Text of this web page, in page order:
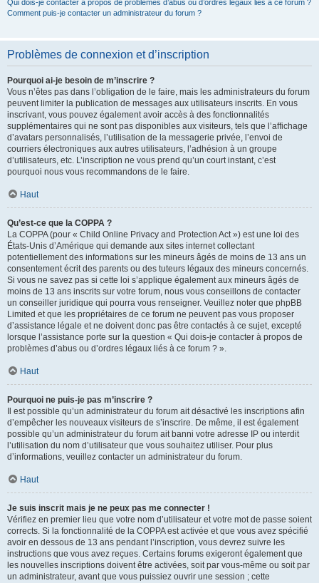
Qui dois-je contacter à propos de problèmes d’abus ou d’ordres légaux liés à ce forum ?
Comment puis-je contacter un administrateur du forum ?
Problèmes de connexion et d’inscription
Pourquoi ai-je besoin de m’inscrire ?
Vous n’êtes pas dans l’obligation de le faire, mais les administrateurs du forum
peuvent limiter la publication de messages aux utilisateurs inscrits. En vous
inscrivant, vous pouvez également avoir accès à des fonctionnalités
supplémentaires qui ne sont pas disponibles aux visiteurs, tels que l’affichage
d’avatars personnalisés, l’utilisation de la messagerie privée, l’envoi de
courriers électroniques aux autres utilisateurs, l’adhésion à un groupe
d’utilisateurs, etc. L’inscription ne vous prend qu’un court instant, c’est
pourquoi nous vous recommandons de le faire.
Haut
Qu’est-ce que la COPPA ?
La COPPA (pour « Child Online Privacy and Protection Act ») est une loi des
États-Unis d’Amérique qui demande aux sites internet collectant
potentiellement des informations sur les mineurs âgés de moins de 13 ans un
consentement écrit des parents ou des tuteurs légaux des mineurs concernés.
Si vous ne savez pas si cette loi s’applique également aux mineurs âgés de
moins de 13 ans inscrits sur votre forum, nous vous conseillons de contacter
un conseiller juridique qui pourra vous renseigner. Veuillez noter que phpBB
Limited et que les propriétaires de ce forum ne peuvent pas vous proposer
d’assistance légale et ne doivent donc pas être contactés à ce sujet, excepté
lorsque l’assistance porte sur la question « Qui dois-je contacter à propos de
problèmes d’abus ou d’ordres légaux liés à ce forum ? ».
Haut
Pourquoi ne puis-je pas m’inscrire ?
Il est possible qu’un administrateur du forum ait désactivé les inscriptions afin
d’empêcher les nouveaux visiteurs de s’inscrire. De même, il est également
possible qu’un administrateur du forum ait banni votre adresse IP ou interdit
l’utilisation du nom d’utilisateur que vous souhaitez utiliser. Pour plus
d’informations, veuillez contacter un administrateur du forum.
Haut
Je suis inscrit mais je ne peux pas me connecter !
Vérifiez en premier lieu que votre nom d’utilisateur et votre mot de passe soient
corrects. Si la fonctionnalité de la COPPA est activée et que vous avez spécifié
avoir en dessous de 13 ans pendant l’inscription, vous devrez suivre les
instructions que vous avez reçues. Certains forums exigeront également que
les nouvelles inscriptions doivent être activées, soit par vous-même ou soit par
un administrateur, avant que vous puissiez ouvrir une session ; cette